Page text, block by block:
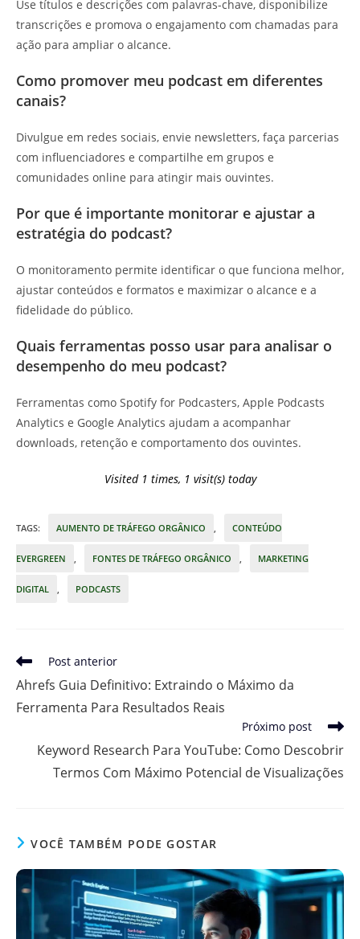
Use títulos e descrições com palavras-chave, disponibilize
transcrições e promova o engajamento com chamadas para
ação para ampliar o alcance.
Como promover meu podcast em diferentes
canais?
Divulgue em redes sociais, envie newsletters, faça parcerias
com influenciadores e compartilhe em grupos e
comunidades online para atingir mais ouvintes.
Por que é importante monitorar e ajustar a
estratégia do podcast?
O monitoramento permite identificar o que funciona melhor,
ajustar conteúdos e formatos e maximizar o alcance e a
fidelidade do público.
Quais ferramentas posso usar para analisar o
desempenho do meu podcast?
Ferramentas como Spotify for Podcasters, Apple Podcasts
Analytics e Google Analytics ajudam a acompanhar
downloads, retenção e comportamento dos ouvintes.
Visited 1 times, 1 visit(s) today
TAGS: AUMENTO DE TRÁFEGO ORGÂNICO CONTEÚDO
EVERGREEN FONTES DE TRÁFEGO ORGÂNICO MARKETING
DIGITAL PODCASTS
Leia
artigos
Post anterior
Ahrefs Guia Definitivo: Extraindo o Máximo da
Ferramenta Para Resultados Reais
Próximo post
Keyword Research Para YouTube: Como Descobrir
Termos Com Máximo Potencial de Visualizações
VOCÊ TAMBÉM PODE GOSTAR